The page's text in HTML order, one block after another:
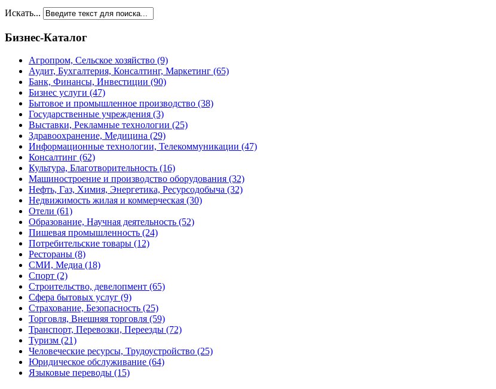
Искать...
Бизнес-Каталог
Агропром, Сельское хозяйство (9)
Аудит, Бухгалтерия, Консалтинг, Маркетинг (65)
Банк, Финансы, Инвестиции (90)
Бизнес услуги (47)
Бытовое и промышленное производство (38)
Государственные учреждения (3)
Выставки, Рекламные технологии (25)
Здравоохранение, Медицина (29)
Информационные технологии, Телекоммуникации (47)
Консалтинг (62)
Культура, Благотворительность (16)
Машиностроение и производство оборудования (32)
Нефть, Газ, Химия, Энергетика, Ресурсодобыча (32)
Недвижимость жилая и коммерческая (30)
Отели (61)
Образование, Научная деятельность (52)
Пишевая промышленность (24)
Потребительские товары (12)
Рестораны (8)
СМИ, Медиа (18)
Спорт (2)
Строительство, девелопмент (65)
Сфера бытовых услуг (9)
Страхование, Безопасность (25)
Торговля, Внешняя торговля (59)
Транспорт, Перевозки, Переезды (72)
Туризм (21)
Человеческие ресурсы, Трудоустройство (25)
Юридическое обслуживание (64)
Языковые переводы (15)